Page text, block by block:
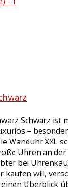
Schwarz ist
–
Wanduhr XXL
Uhren an der
bei
kaufen will,
Überblick